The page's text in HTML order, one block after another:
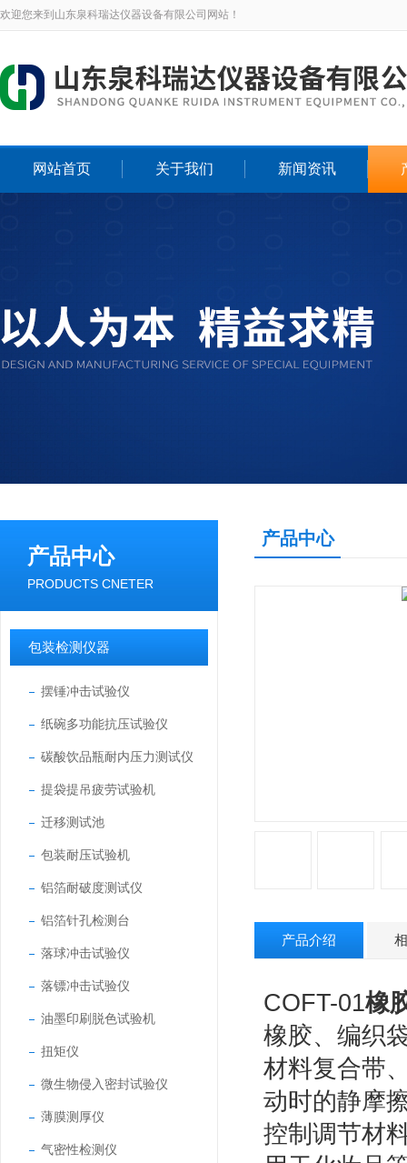
欢迎您来到山东泉科瑞达仪器设备有限公司网站！
网站首页 关于我们 新闻资讯
产品中心
PRODUCTS CNETER
包装检测仪器
摆锤冲击试验仪
纸碗多功能抗压试验仪
碳酸饮品瓶耐内压力测试仪
提袋提吊疲劳试验机
迁移测试池
包装耐压试验机
铝箔耐破度测试仪
铝箔针孔检测台
落球冲击试验仪
落镖冲击试验仪
油墨印刷脱色试验机
扭矩仪
微生物侵入密封试验仪
薄膜测厚仪
气密性检测仪
产品中心
产品介绍
COFT-01橡
橡胶、编织
材料复合带
动时的静摩
控制调节材